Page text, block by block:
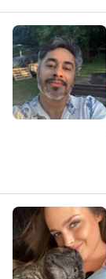
M
A